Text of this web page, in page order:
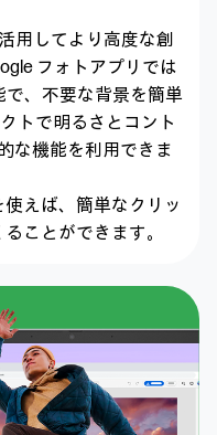
用してより高度な創
フォトアプリでは
、 不要な背景を簡単
トで明るさとコント
な機能を利用できま
えば、 簡単なクリッ
ることができます。